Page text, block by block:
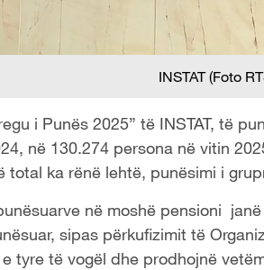
INSTAT (Foto
i Punës 2025” të INSTAT, të
në 130.274 persona në vitin
total ka rënë lehtë, punësimi i
në moshë pensioni
sipas përkufizimit të
tyre të vogël dhe prodhojnë